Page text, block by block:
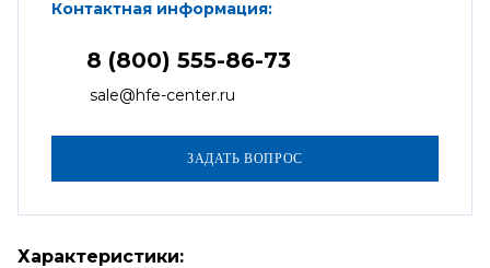
Контактная информация:
8 (800) 555-86-73
sale@hfe-center.ru
Характеристики: